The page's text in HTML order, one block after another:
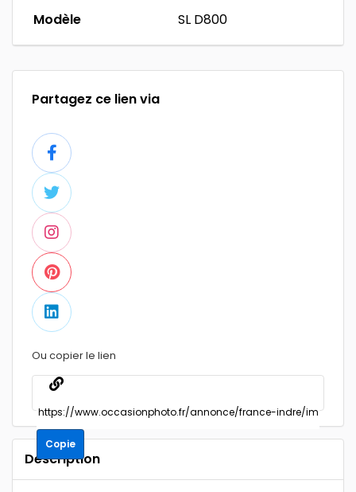
Modèle
SL D800
Partagez ce lien via
Ou copier le lien
Copie
Description